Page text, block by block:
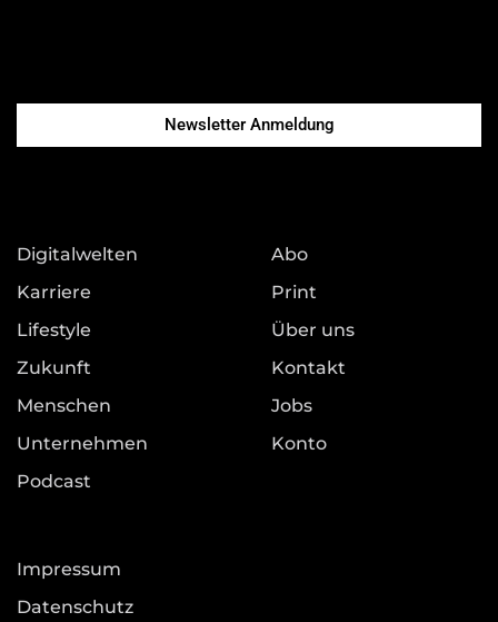
Newsletter Anmeldung
Digitalwelten
Karriere
Lifestyle
Zukunft
Menschen
Unternehmen
Podcast
Abo
Print
Über uns
Kontakt
Jobs
Konto
Impressum
Datenschutz